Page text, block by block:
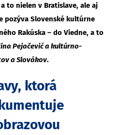
to nielen v Bratislave, ale aj
pozýva Slovenské kultúrne
Rakúska – do Viedne, a to
Pejačević a kultúrno-
a Slovákov.
ktorá